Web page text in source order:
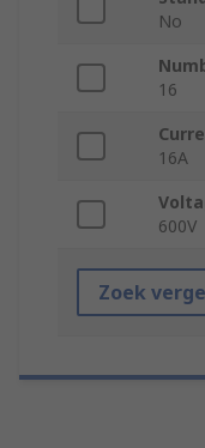
No
16
16A
600V
Zoek